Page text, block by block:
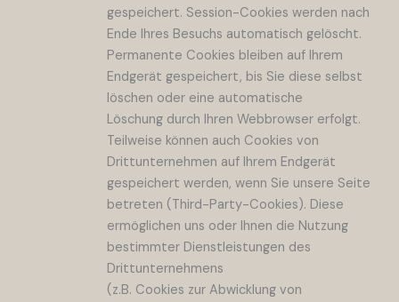
gespeichert. Session-Cookies werden nach
Ende Ihres Besuchs automatisch gelöscht.
Permanente Cookies bleiben auf Ihrem
Endgerät gespeichert, bis Sie diese selbst
löschen oder eine automatische
Löschung durch Ihren Webbrowser erfolgt.
Teilweise können auch Cookies von
Drittunternehmen auf Ihrem Endgerät
gespeichert werden, wenn Sie unsere Seite
betreten (Third-Party-Cookies). Diese
ermöglichen uns oder Ihnen die Nutzung
bestimmter Dienstleistungen des
Drittunternehmens
(z.B. Cookies zur Abwicklung von